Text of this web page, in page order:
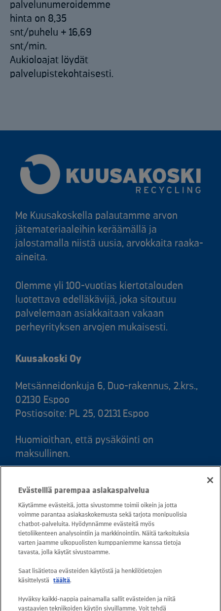
palvelunumeroidemme
hinta on 8,35
snt/puhelu + 16,69
snt/min.
Aukioloajat löydät
palvelupistekohtaisesti.
Me Kuusakoskella palautamme arvon
jätemateriaaleihin keräämällä ja
jalostamalla niistä uusia, arvokkaita raaka-
aineita.
Olemme yli 100-vuotias kiertotalouden
luotettava edelläkävijä, joka sitoutuu
palvelemaan asiakkaitaan vakaan
perheyrityksen arvojen mukaisesti.
Kuusakoski Oy
Metsänneidonkuja 6, Duo-rakennus, 2.krs.,
02130 Espoo
Postiosoite: PL 25, 02131 Espoo
Huomioithan, että pysäköinti on
maksullinen.
snt/puhelu + 16,69 snt/min)
Asiakaspalvelu: 0800 30880
avoinna arkisin ma - pe klo 8-16
sähköposti:
etunimi.sukunimi@kuusakoski.com, ellei
Evästeillä parempaa asiakaspalvelua
Käytämme evästeitä, jotta sivustomme toimii oikein ja jotta
voimme parantaa asiakaskokemusta sekä tarjota monipuolisia
chatbot-palveluita. Hyödynnämme evästeitä myös
tietoliikenteen analysointiin ja markkinointiin. Näitä tarkoituksia
varten jaamme ulkopuolisten kumppaniemme kanssa tietoja
tavasta, jolla käytät sivustoamme.
Saat lisätietoa evästeiden käytöstä ja henkilötietojen
käsittelystä
täältä.
Hyväksy kaikki-nappia painamalla sallit evästeiden ja niitä
vastaavien tekniikoiden käytön sivuillamme. Voit tehdä